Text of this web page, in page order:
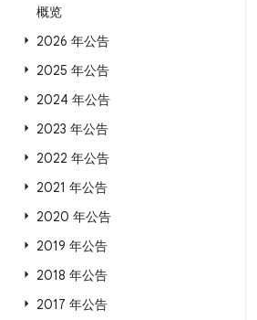
概览
2026 年公告
2025 年公告
2024 年公告
2023 年公告
2022 年公告
2021 年公告
2020 年公告
2019 年公告
2018 年公告
2017 年公告